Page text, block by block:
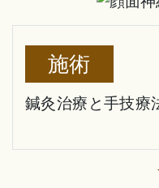
施術
鍼灸治療と手技療